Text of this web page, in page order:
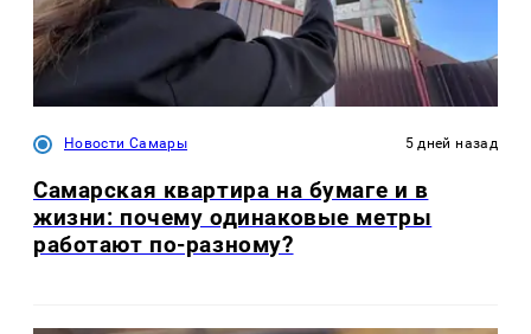
Новости Самары 5 дней назад
Самарская квартира на бумаге и в
жизни: почему одинаковые метры
работают по-разному?